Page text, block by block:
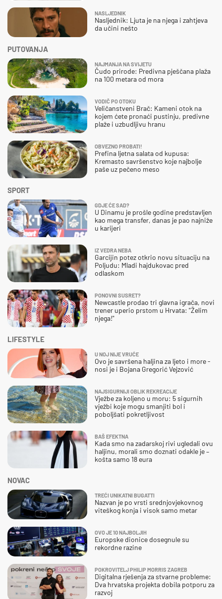
SPORT
GDJE ĆE SAD?
U Dinamu je prošle godine predstavljen
kao mega transfer, danas je pao najniže
u karijeri
IZ VEDRA NEBA
Garcijin potez otkrio novu situaciju na
Poljudu: Mladi hajdukovac pred
odlaskom
PONOVNI SUSRET?
Newcastle prodao tri glavna igrača, novi
trener uperio prstom u Hrvata: "Želim
njega!"
NASLJEDNIK
Nasljednik: Ljuta je na njega i zahtjeva
da učini nešto
PUTOVANJA
NAJMANJA NA SVIJETU
Čudo prirode: Predivna pješčana plaža
na 100 metara od mora
VODIČ PO OTOKU
Veličanstveni Brač: Kameni otok na
kojem ćete pronaći pustinju, predivne
plaže i uzbudljivu hranu
OBVEZNO PROBATI!
Prefina ljetna salata od kupusa:
Kremasto savršenstvo koje najbolje
paše uz pečeno meso
NOVAC
TREĆI UNIKATNI BUGATTI
Nazvan je po vrsti srednjovjekovnog
viteškog konja i visok samo metar
OVO JE 10 NAJBOLJIH
Europske dionice dosegnule su
rekordne razine
POKROVITELJ PHILIP MORRIS ZAGREB
Digitalna rješenja za stvarne probleme:
Dva hrvatska projekta dobila potporu za
razvoj
LIFESTYLE
U NOJ NIJE VRUĆE
Ovo je savršena haljina za ljeto i more -
nosi je i Bojana Gregorić Vejzović
NAJSIGURNIJI OBLIK REKREACIJE
Vježbe za koljeno u moru: 5 sigurnih
vježbi koje mogu smanjiti bol i
poboljšati pokretljivost
BAŠ EFEKTNA
Kada smo na zadarskoj rivi ugledali ovu
haljinu, morali smo doznati odakle je –
košta samo 18 eura